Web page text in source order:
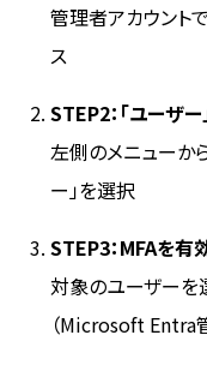
管理者アカウント
ス
STEP2：「ユーザ
左側のメニューか
ー」を選択
STEP3：MFAを有
対象のユーザーを
（Microsoft Entra